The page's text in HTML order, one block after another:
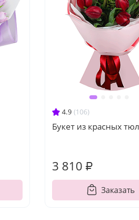
4.9 (106)
Букет из красных
3 810 ₽
Заказать